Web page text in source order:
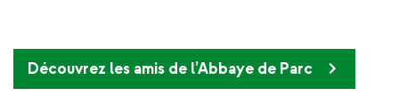
Découvrez les amis de l’Abbaye de Parc